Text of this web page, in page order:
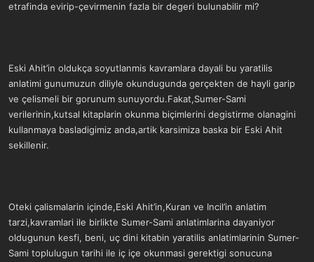
etrafinda evirip-çevirmenin fazla bir degeri bulunabilir mi?
Eski Ahit’in oldukça soyutlanmis kavramlara dayali bu yaratilis
anlatimi gunumuzun diliyle okundugunda gerçekten de hayli garip
ve çelismeli bir gorunum sunuyordu.Fakat,Sumer-Sami
verilerinin,kutsal kitaplarin okunma biçimlerini degistirme olanagini
kullanmaya basladigimiz anda,artik karsimiza baska bir Eski Ahit
sekillenir.
Oteki çalismalarin içinde,Eski Ahit’in,Kuran ve Incil’in anlatim
tarzi,kavramlari ile birlikte Sumer-Sami anlatimlarina dayaniyor
oldugunun kesfi, beni, uç dini kitabin yaratilis anlatimlarinin Sumer-
Sami toplulugun tarihi ile iç içe okunmasi gerektigi sonucuna